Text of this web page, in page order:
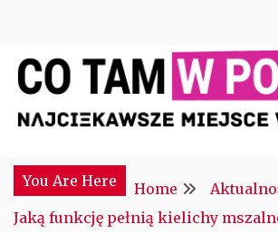
content
CTM POLONIA
You Are Here
Home
Jaką funkcję pełnią kielichy